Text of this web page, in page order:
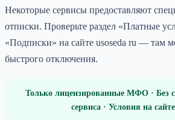
Некоторые сервисы предоставляют
отписки. Проверьте раздел «Платные
«Подписки» на сайте usoseda ru — там
быстрого отключения.
Только лицензированные МФО · Без
сервиса · Условия на